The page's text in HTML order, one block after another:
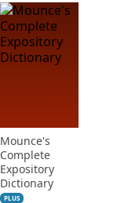
Mounce's
Complete
Expository
Dictionary
PLUS